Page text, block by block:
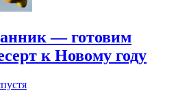
— готовим
к Новому году